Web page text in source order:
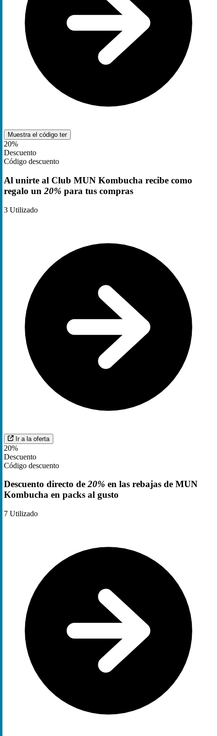
Muestra el código ter
20%
Descuento
Código descuento
Al unirte al Club MUN Kombucha recibe como
regalo un 20% para tus compras
3 Utilizado
Ir a la oferta
20%
Descuento
Código descuento
Descuento directo de20% en las rebajas de MUN
Kombucha en packs al gusto
7 Utilizado